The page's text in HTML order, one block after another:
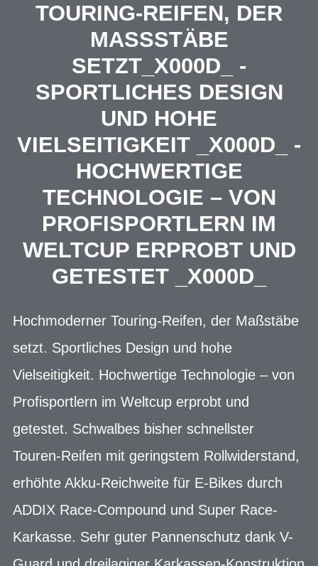
TOURING-REIFEN, DER
MASSSTÄBE S
ETZT_X000D_ - S
PORTLICHES DESIGN U
ND HOHE V
IELSEITIGKEIT _X000D_ - H
OCHWERTIGE T
ECHNOLOGIE – VON P
ROFISPORTLERN IM W
ELTCUP ERPROBT UND G
ETESTET _X000D_
Hochmoderner Touring-Reifen, der Maßstäbe
setzt. Sportliches Design und hohe
Vielseitigkeit. Hochwertige Technologie – von
Profisportlern im Weltcup erprobt und
getestet. Schwalbes bisher schnellster
Touren-Reifen mit geringstem Rollwiderstand,
erhöhte Akku-Reichweite für E-Bikes durch
ADDIX Race-Compound und Super Race-
Karkasse. Sehr guter Pannenschutz dank V-